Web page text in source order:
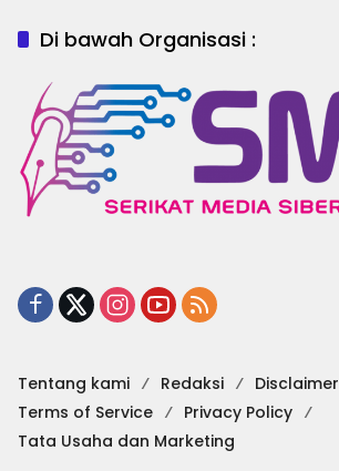
Di bawah Organisasi :
Tentang kami Redaksi Disclaimer
Terms of Service
Privacy Policy
Tata Usaha dan Marketing